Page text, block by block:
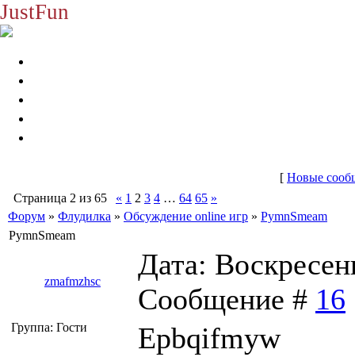
JustFun
[ Новые
Страница 2 из 65 « 1 2 3 4 … 64 65 »
Форум » Флудилка » Обсуждение online игр » PymnSmeam
PymnSmeam
zmafmzhsc
Дата:
Сообщение # 16
Группа: Гости
Epbqifmyw